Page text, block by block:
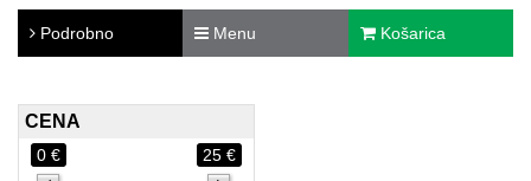
Podrobno Menu Košarica
CENA
0 € 25 €